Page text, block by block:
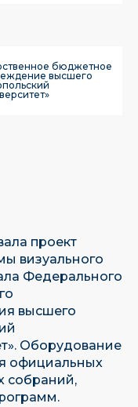
бюджетное
высшего
проект
визуального
Федерального
высшего
Оборудование
официальных
собраний,